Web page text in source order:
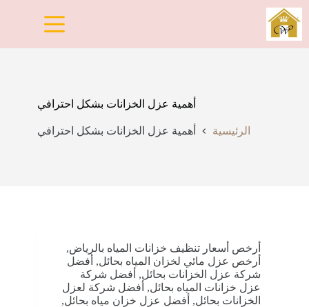
التجاوز
إلى
المحتوى
أهمية عزل الخزانات بشكل احترافي
الرئيسية أهمية عزل الخزانات بشكل احترافي
أرخص أسعار تنظيف خزانات المياه بالرياض,
أرخص عزل مائي لخزان المياه بحائل, أفضل
شركة عزل الخزانات بحائل, أفضل شركة
عزل خزانات المياه بحائل, أفضل شركة لعزل
الخزانات بحائل, أفضل عزل خزان مياه بحائل,